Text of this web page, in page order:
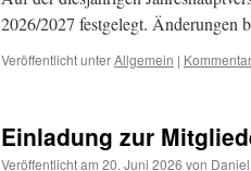
2026/2027 festgelegt. Änderungen
Veröffentlicht unterAllgemein |
Einladung zur
Veröffentlicht am 20. Juni 2026 von